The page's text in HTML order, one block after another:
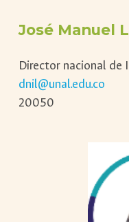
José Manuel
Director nacional de
dnil@unal.edu.co
20050